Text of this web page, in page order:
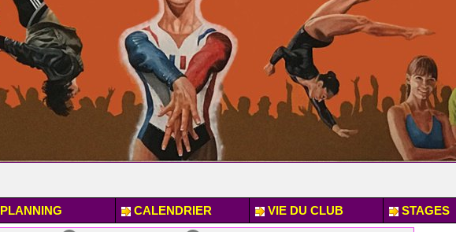
PLANNING CALENDRIER VIE DU CLUB STAGES